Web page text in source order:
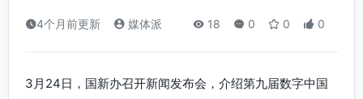
4个月前更新 媒体派 18 0 0 0
3月24日，国新办召开新闻发布会，介绍第九届数字中国